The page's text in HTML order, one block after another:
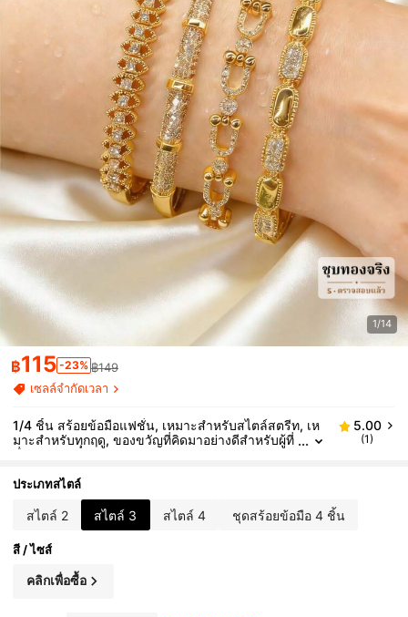
1/14
฿115 -23% ฿149
เซลล์จำกัดเวลา
1/4 ชิ้น สร้อยข้อมือแฟชั่น, เหมาะสำหรับสไตล์สตรีท, เห
มาะสำหรับทุกฤดู, ของขวัญที่คิดมาอย่างดีสำหรับผู้ที่
ชื่นชอบแฟชั่น
5.00
(1)
ประเภทสไตล์
สไตล์ 2 สไตล์ 3 สไตล์ 4 ชุดสร้อยข้อมือ 4 ชิ้น
สี / ไซส์
คลิกเพื่อซื้อ